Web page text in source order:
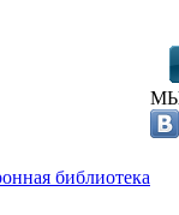
библиотека